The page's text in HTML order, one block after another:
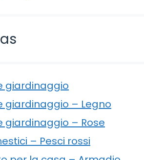
giardinaggio
giardinaggio – Legno
giardinaggio – Rose
– Pesci rossi